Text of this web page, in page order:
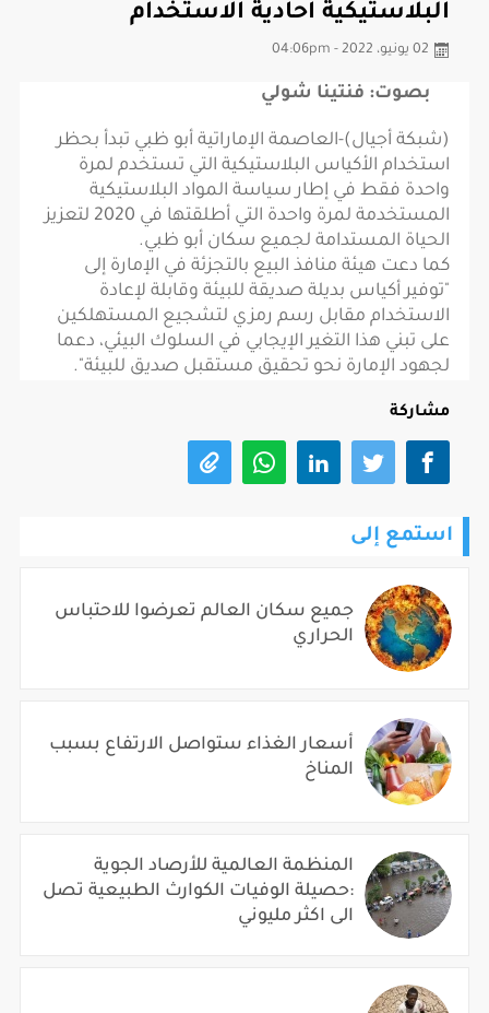
البلاستيكية أحادية الاستخدام
02 يونيو، 2022 - 04:06pm
بصوت: فنتينا شولي
(شبكة أجيال)-العاصمة الإماراتية أبو ظبي تبدأ بحظر
استخدام الأكياس البلاستيكية التي تستخدم لمرة
واحدة فقط في إطار سياسة المواد البلاستيكية
المستخدمة لمرة واحدة التي أطلقتها في 2020 لتعزيز
الحياة المستدامة لجميع سكان أبو ظبي.
كما دعت هيئة منافذ البيع بالتجزئة في الإمارة إلى
"توفير أكياس بديلة صديقة للبيئة وقابلة لإعادة
الاستخدام مقابل رسم رمزي لتشجيع المستهلكين
على تبني هذا التغير الإيجابي في السلوك البيئي، دعما
لجهود الإمارة نحو تحقيق مستقبل صديق للبيئة".
مشاركة
استمع إلى
جميع سكان العالم تعرضوا للاحتباس
الحراري
أسعار الغذاء ستواصل الارتفاع بسبب
المناخ
المنظمة العالمية للأرصاد الجوية
:حصيلة الوفيات الكوارث الطبيعية تصل
الى اكثر مليوني